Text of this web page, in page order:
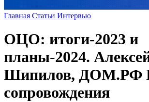
Главная Статьи Интервью
ОЦО: итоги-2023 и
планы-2024.
Шипилов, ДОМ.РФ
сопровождения